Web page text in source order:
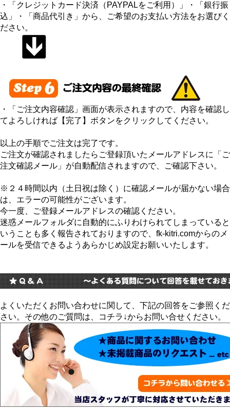
・「クレジットカード決済（PAYPALをご利用）」・「銀行振
込」・「商品代引き」から、ご希望のお支払い方法をお選びく
ださい。
・「ご注文内容確認」画面が表示されますので、内容を確認し
てよろしければ【完了】ボタンをクリックしてください。
以上の手順でご注文は完了です。
ご注文が確認されましたらご登録頂いたメールアドレスに「ご
注文確認メール」が自動配信されますので、ご確認下さい。
※２４時間以内（土日祝は除く）に確認メールが届かない場合
は、エラーの可能性がございます。
今一度、ご登録メールアドレスの確認ください。
迷惑メールフォルダに自動的にふりわけられてしまっていると
いうことも多く報告されておりますので、fk-kitri.comからのメ
ールを受信できるようあらかじめ設定お願いいたします。
よくいただくお問い合わせに関して、下記の回答をご参照くだ
さい。その他のご質問は、コチラ↓からお問い合せください。